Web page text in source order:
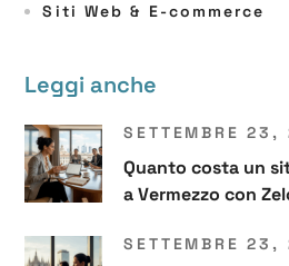
Siti Web & E-commerce
Leggi anche
SETTEMBRE 23,
Quanto costa un
a Vermezzo con
SETTEMBRE 23,